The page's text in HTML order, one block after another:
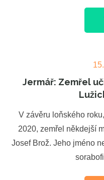
on
Jermář: Zemřel
V závěru loňského
2020, zemřel někdejší
Josef Brož. Jeho jméno